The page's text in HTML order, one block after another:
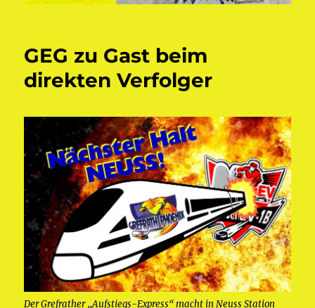
GEG zu Gast beim
direkten Verfolger
Der Grefrather „Aufstiegs-Express“ macht in Neuss Station